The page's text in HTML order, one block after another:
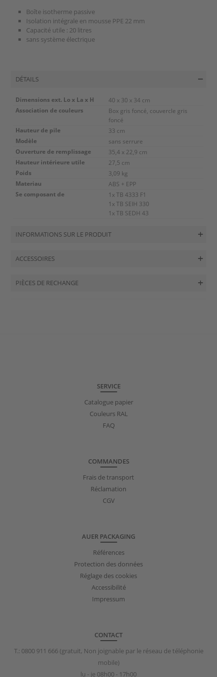
Boîte isotherme passive
Isolation intégrale en mousse PPE 22 mm
Capacité utile : 20 litres
sans système électrique
DÉTAILS
Dimensions ext. Lo x La x H 40 x 30 x 34 cm
Association de couleurs
Box gris foncé, couvercle gris
foncé
Hauteur de pile 33 cm
Modèle sans serrure
Ouverture de remplissage 35,4 x 22,9 cm
Hauteur intérieure utile 27,5 cm
Poids 3,09 kg
Materiau ABS + EPP
Se composant de 1xTB 4333 F1
1xTB SEIH 330
1xTB SEDH 43
INFORMATIONS SUR LE PRODUIT
ACCESSOIRES
PIÈCES DE RECHANGE
SERVICE
Catalogue papier
Couleurs RAL
FAQ
COMMANDES
Frais de transport
Réclamation
CGV
AUER PACKAGING
Références
Protection des données
Réglage des cookies
Accessibilité
Impressum
CONTACT
T.: 0800 911 666(gratuit, Non joignable par le réseau de téléphonie
mobile)
lu - je 08h00 - 17h00